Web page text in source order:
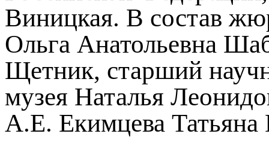
Виницкая. В состав
Ольга Анатольевна
Щетник, старший
музея Наталья
А.Е. Екимцева Татьяна